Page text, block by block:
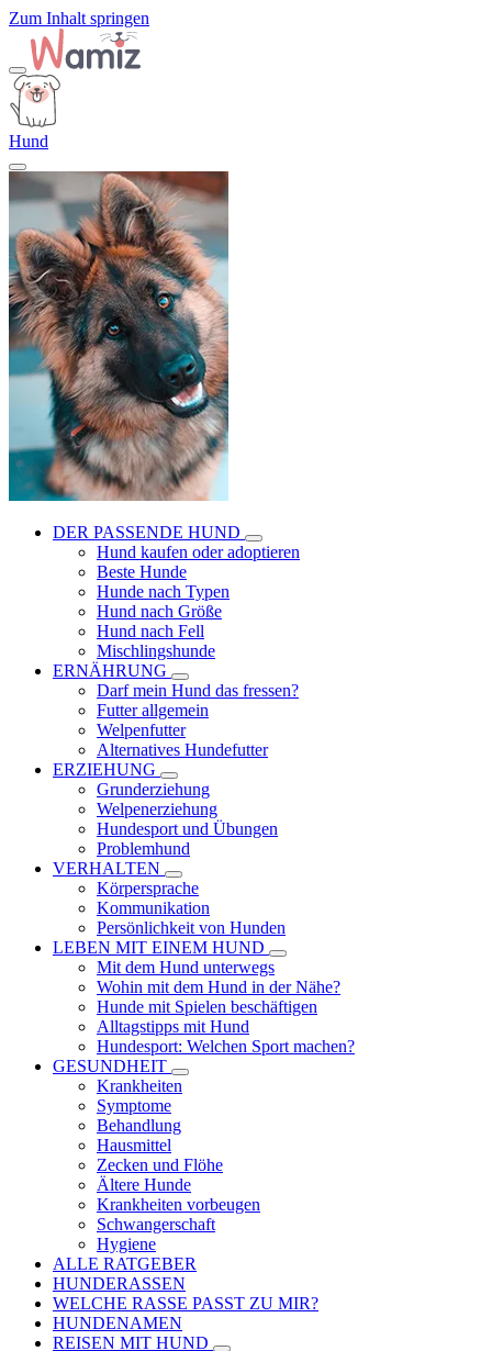
Zum Inhalt springen
Hund
DER PASSENDE HUND
Hund kaufen oder adoptieren
Beste Hunde
Hunde nach Typen
Hund nach Größe
Hund nach Fell
Mischlingshunde
ERNÄHRUNG
Darf mein Hund das fressen?
Futter allgemein
Welpenfutter
Alternatives Hundefutter
ERZIEHUNG
Grunderziehung
Welpenerziehung
Hundesport und Übungen
Problemhund
VERHALTEN
Körpersprache
Kommunikation
Persönlichkeit von Hunden
LEBEN MIT EINEM HUND
Mit dem Hund unterwegs
Wohin mit dem Hund in der Nähe?
Hunde mit Spielen beschäftigen
Alltagstipps mit Hund
Hundesport: Welchen Sport machen?
GESUNDHEIT
Krankheiten
Symptome
Behandlung
Hausmittel
Zecken und Flöhe
Ältere Hunde
Krankheiten vorbeugen
Schwangerschaft
Hygiene
ALLE RATGEBER
HUNDERASSEN
WELCHE RASSE PASST ZU MIR?
HUNDENAMEN
REISEN MIT HUND